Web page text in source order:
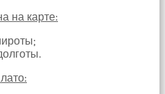
на карте: